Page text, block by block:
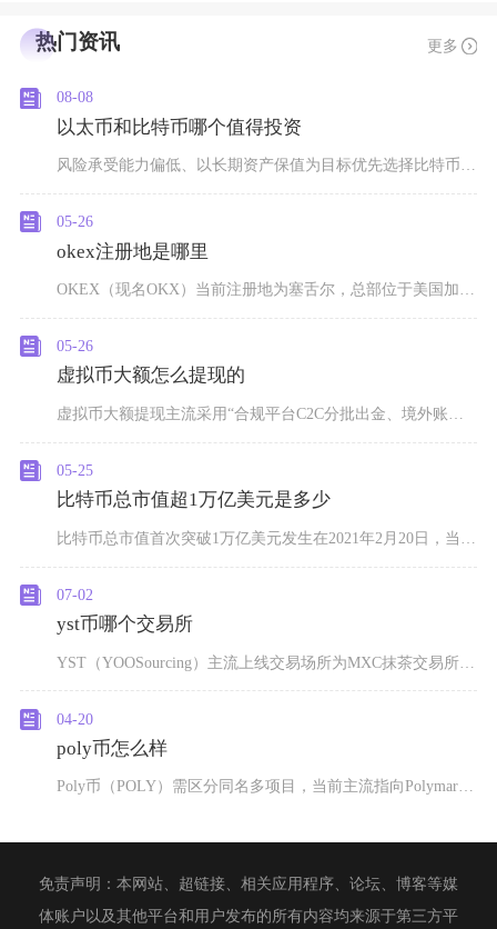
热门资讯 更多
08-08
以太币和比特币哪个值得投资
05-26
okex注册地是哪里
05-26
虚拟币大额怎么提现的
05-25
比特币总市值超1万亿美元是多少
07-02
yst币哪个交易所
04-20
poly币怎么样
Poly币（POLY）需区分同名多项目，当前主流指向Polymarket即将发行的治理代币
免责声明：本网站、超链接、相关应用程序、论坛、博客等媒
体账户以及其他平台和用户发布的所有内容均来源于第三方平